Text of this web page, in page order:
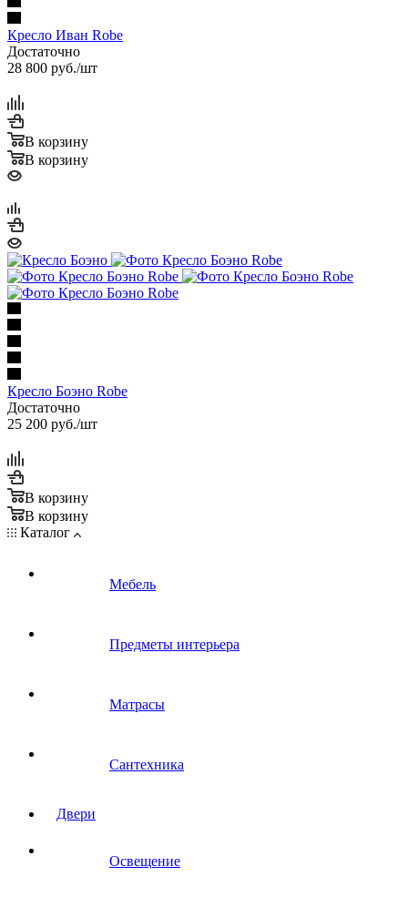
Кресло Иван Robe
Достаточно
28 800 руб./шт
В корзину
В корзину
Кресло Боэно Robe
Достаточно
25 200 руб./шт
В корзину
В корзину
Каталог
Мебель
Предметы интерьера
Матрасы
Сантехника
Двери
Освещение